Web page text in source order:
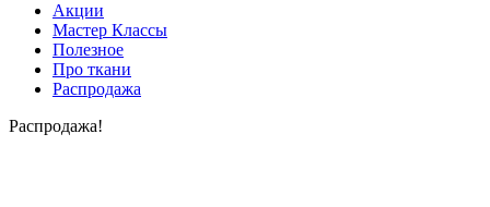
Акции
Мастер Классы
Полезное
Про ткани
Распродажа
Распродажа!